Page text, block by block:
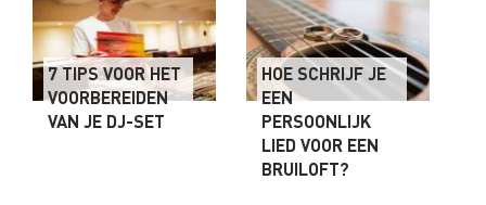
7 TIPS VOOR HET
VOORBEREIDEN
VAN JE DJ-SET
HOE SCHRIJF JE
EEN
PERSOONLIJK
LIED VOOR EEN
BRUILOFT?